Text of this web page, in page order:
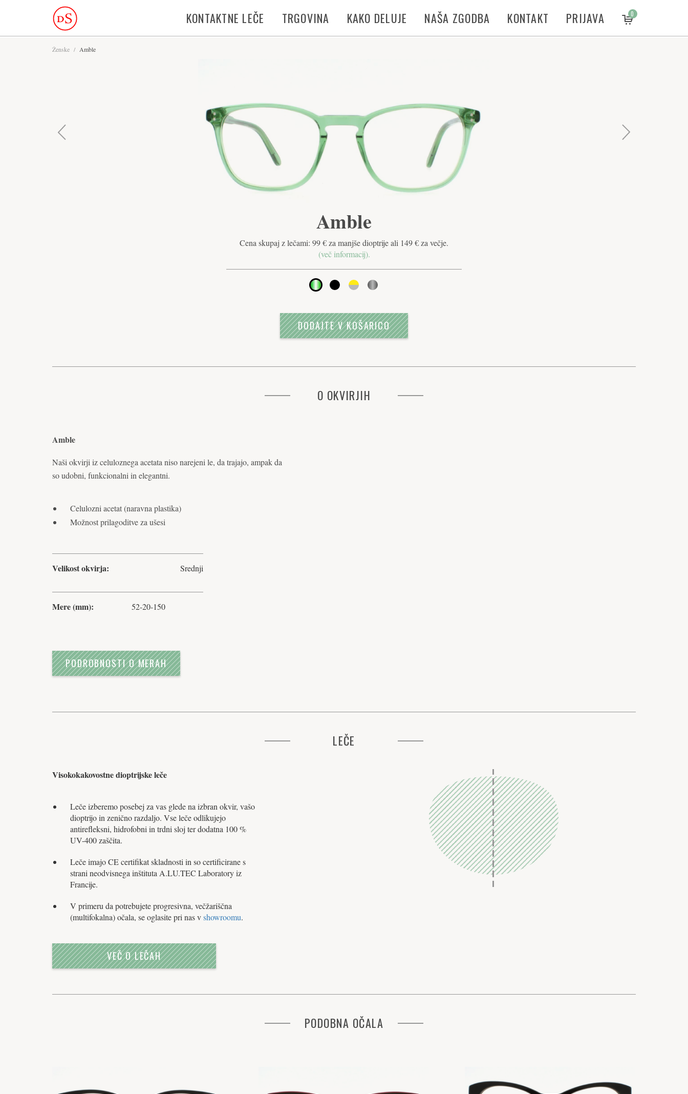
KONTAKTNE LEČE TRGOVINA KAKO DELUJE NAŠA ZGODBA KONTAKT PRIJAVA 0
Ženske / Amble
Amble
Cena skupaj z lečami: 99 € za manjše dioptrije ali 149 € za večje.
(več informacij).
DODAJTE V KOŠARICO
O OKVIRJIH
Amble
Naši okvirji iz celuloznega acetata niso narejeni le, da trajajo, ampak da
so udobni, funkcionalni in elegantni.
Celulozni acetat (naravna plastika)
Možnost prilagoditve za ušesi
Velikost okvirja: Srednji
Mere (mm): 52-20-150
PODROBNOSTI O MERAH
LEČE
Visokokakovostne dioptrijske leče
Leče izberemo posebej za vas glede na izbran okvir, vašo
dioptrijo in zenično razdaljo. Vse leče odlikujejo
antirefleksni, hidrofobni in trdni sloj ter dodatna 100 %
UV-400 zaščita.
Leče imajo CE certifikat skladnosti in so certificirane s
strani neodvisnega inštituta A.LU.TEC Laboratory iz
Francije.
V primeru da potrebujete progresivna, večžariščna
(multifokalna) očala, se oglasite pri nas vshowroomu.
VEČ O LEČAH
PODOBNA OČALA